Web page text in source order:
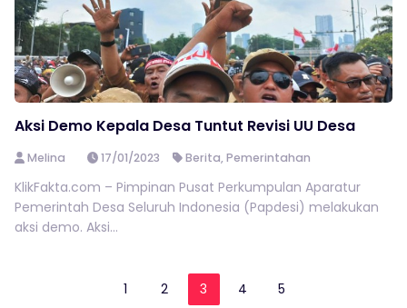
Aksi Demo Kepala Desa Tuntut Revisi UU Desa
Melina 17/01/2023 Berita,Pemerintahan
KlikFakta.com – Pimpinan Pusat Perkumpulan Aparatur
Pemerintah Desa Seluruh Indonesia (Papdesi) melakukan
aksi demo. Aksi...
1 2 3 4 5